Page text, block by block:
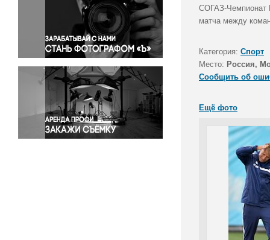
Политика
Правосудие
Происшествия и конфликты
Религия
Светская жизнь
Спорт
Экология
Экономика и бизнес
СОГАЗ-Чемпионат
матча между
Категория: Спорт
Место: Россия,
Сообщить об
Ещё фото